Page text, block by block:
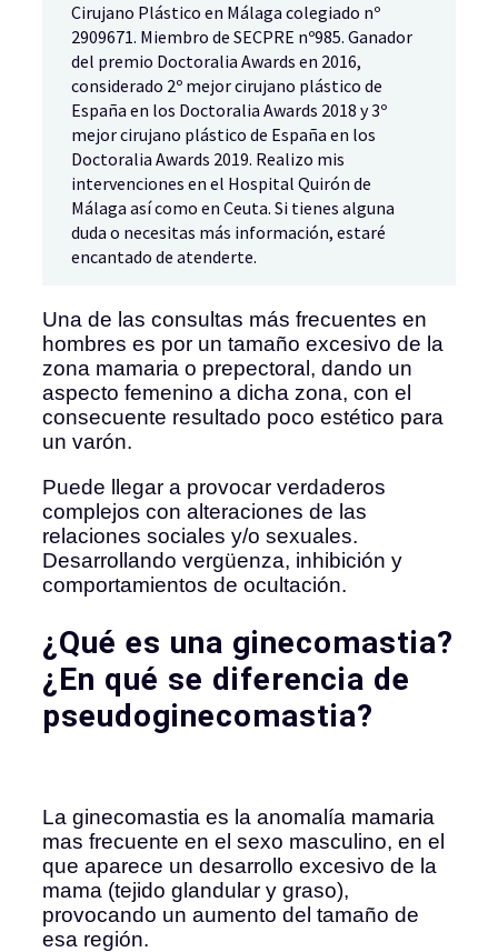
Cirujano Plástico en Málaga colegiado nº
2909671. Miembro de SECPRE nº985. Ganador
del premio Doctoralia Awards en 2016,
considerado 2º mejor cirujano plástico de
España en los Doctoralia Awards 2018 y 3º
mejor cirujano plástico de España en los
Doctoralia Awards 2019. Realizo mis
intervenciones en el Hospital Quirón de
Málaga así como en Ceuta. Si tienes alguna
duda o necesitas más información, estaré
encantado de atenderte.
Una de las consultas más frecuentes en
hombres es por un tamaño excesivo de la
zona mamaria o prepectoral, dando un
aspecto femenino a dicha zona, con el
consecuente resultado poco estético para
un varón.
Puede llegar a provocar verdaderos
complejos con alteraciones de las
relaciones sociales y/o sexuales.
Desarrollando vergüenza, inhibición y
comportamientos de ocultación.
¿Qué es una ginecomastia?
¿En qué se diferencia de
pseudoginecomastia?
La ginecomastia es la anomalía mamaria
mas frecuente en el sexo masculino, en el
que aparece un desarrollo excesivo de la
mama (tejido glandular y graso),
provocando un aumento del tamaño de
esa región.